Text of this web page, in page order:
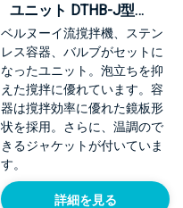
ユニット DTHB-J型
【KU-DTHB-J】
ベルヌーイ流撹拌機、ステン
レス容器、バルブがセットに
なったユニット。泡立ちを抑
えた撹拌に優れています。容
器は撹拌効率に優れた鏡板形
状を採用。さらに、温調ので
きるジャケットが付いていま
す。
詳細を見る